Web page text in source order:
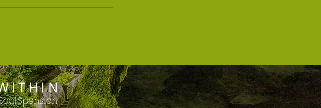
Soulspension®️